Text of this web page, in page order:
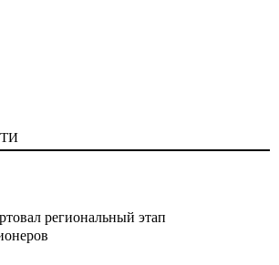
региональный этап